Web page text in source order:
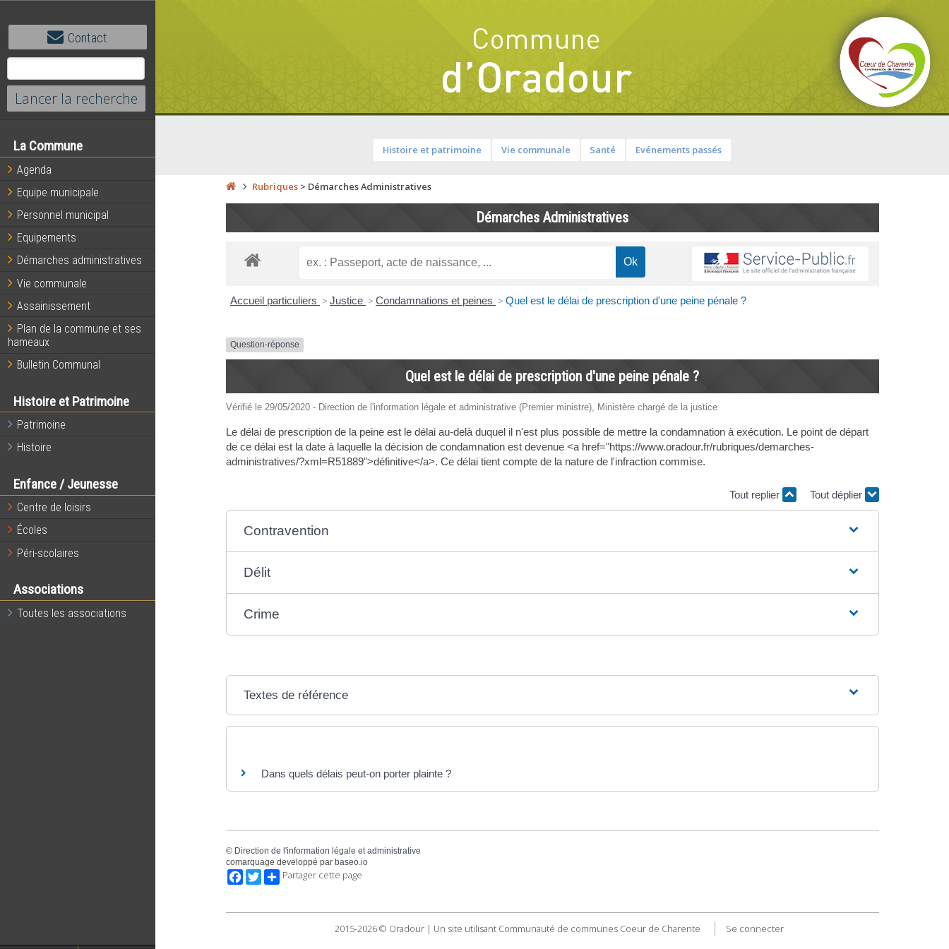
Contact
La Commune
Agenda
Equipe municipale
Personnel municipal
Equipements
Démarches administratives
Vie communale
Assainissement
Plan de la commune et ses
hameaux
Bulletin Communal
Histoire et Patrimoine
Patrimoine
Histoire
Enfance / Jeunesse
Centre de loisirs
Écoles
Péri-scolaires
Associations
Toutes les associations
Histoire et patrimoine Vie communale Santé Evénements passés
Rubriques> Démarches Administratives
Démarches Administratives
Accueil particuliers > Justice > Condamnations et peines > Quel est le délai de prescription d'une peine pénale ?
Question-réponse
Quel est le délai de prescription d'une peine pénale ?
Vérifié le 29/05/2020 - Direction de l'information légale et administrative (Premier ministre), Ministère chargé de la justice
Le délai de prescription de la peine est le délai au-delà duquel il n'est plus possible de mettre la condamnation à exécution. Le point de départ
de ce délai est la date à laquelle la décision de condamnation est devenue <a href="https://www.oradour.fr/rubriques/demarches-
administratives/?xml=R51889">définitive</a>. Ce délai tient compte de la nature de l'infraction commise.
Tout replier Tout déplier
Contravention
Délit
Crime
Textes de référence
Dans quels délais peut-on porter plainte ?
© Direction de l'information légale et administrative
comarquage developpé par baseo.io
Facebook
TwitterPartager cette page
2015-2026 © Oradour | Un site utilisant Communauté de communes Coeur de Charente Se connecter